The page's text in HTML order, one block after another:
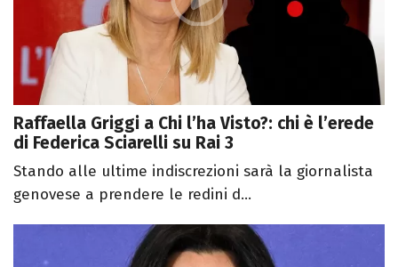
Raffaella Griggi a Chi l’ha Visto?: chi è l’erede
di Federica Sciarelli su Rai 3
Stando alle ultime indiscrezioni sarà la giornalista
genovese a prendere le redini d...